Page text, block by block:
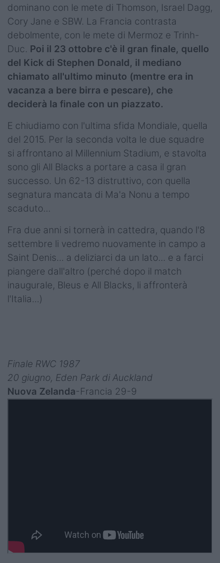
dominano con le mete di Thomson, Israel Dagg,
Cory Jane e SBW. La Francia contrasta
debolmente, con le mete di Mermoz e Trinh-
Duc. Poi il 23 ottobre c'è il gran finale, quello
del Kick di Stephen Donald, il mediano
chiamato all'ultimo minuto (mentre era in
vacanza a bere birra e pescare), che
deciderà la finale con un piazzato.
E chiudiamo con l'ultima sfida Mondiale, quella
del 2015. Per la seconda volta le due squadre
si affrontano al Millennium Stadium, e stavolta
sono gli All Blacks a portare a casa il gran
successo. Un 62-13 distruttivo, con quella
segnatura mancata di Ma'a Nonu a tempo
scaduto...
Fra due anni si tornerà in cattedra, quando l'8
settembre li vedremo nuovamente in campo a
Saint Denis... a deliziarci da un lato... e a farci
piangere dall'altro (perché dopo il match
inaugurale, Bleus e All Blacks, li affronterà
l'Italia...)
Finale RWC 1987
20 giugno, Eden Park di Auckland
Nuova Zelanda-Francia 29-9